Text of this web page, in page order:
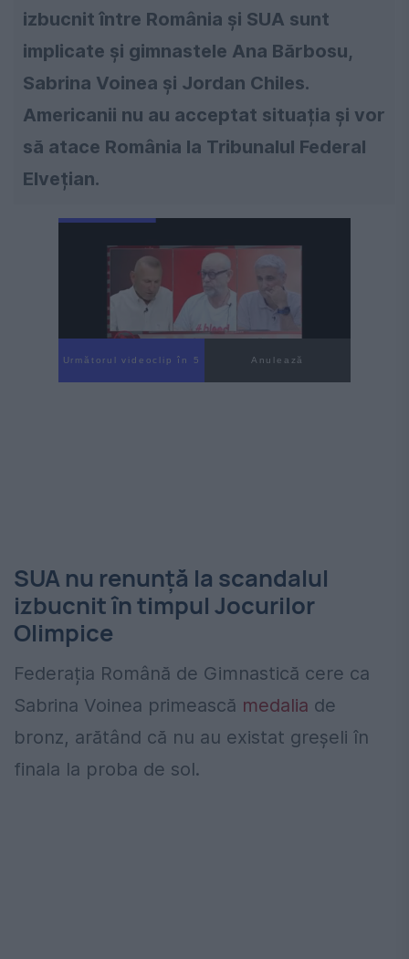
izbucnit între România și SUA sunt
implicate și gimnastele Ana Bărbosu,
Sabrina Voinea și Jordan Chiles.
Americanii nu au acceptat situația și vor
să atace România la Tribunalul Federal
Elvețian.
Următorul videoclip în 3 Anulează
SUA nu renunță la scandalul
izbucnit în timpul Jocurilor
Olimpice
Federația Română de Gimnastică cere ca
Sabrina Voinea primească medalia de
bronz, arătând că nu au existat greșeli în
finala la proba de sol.